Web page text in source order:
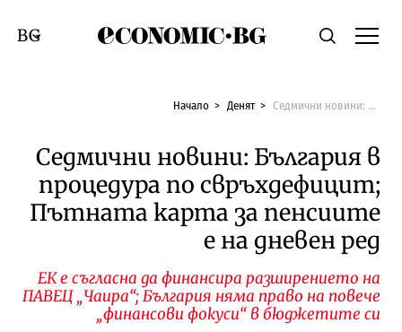
Economic.bgТърсене
Смяна на език
Начало Денят Седмични новини: България в процедура по свръхдефицит; Пътната карта за пенсиите е на дневен ред
Седмични новини: България в
процедура по свръхдефицит;
Пътната карта за пенсиите
е на дневен ред
ЕК е съгласна да финансира разширението на
ПАВЕЦ „Чаира“; България няма право на повече
„финансови фокуси“ в бюджетите си